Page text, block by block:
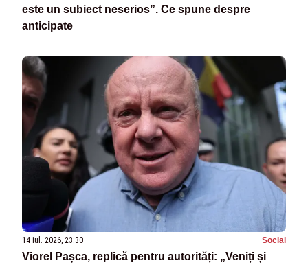
este un subiect neserios”. Ce spune despre
anticipate
14 iul. 2026, 23:30 Social
Viorel Pașca, replică pentru autorități: „Veniți și